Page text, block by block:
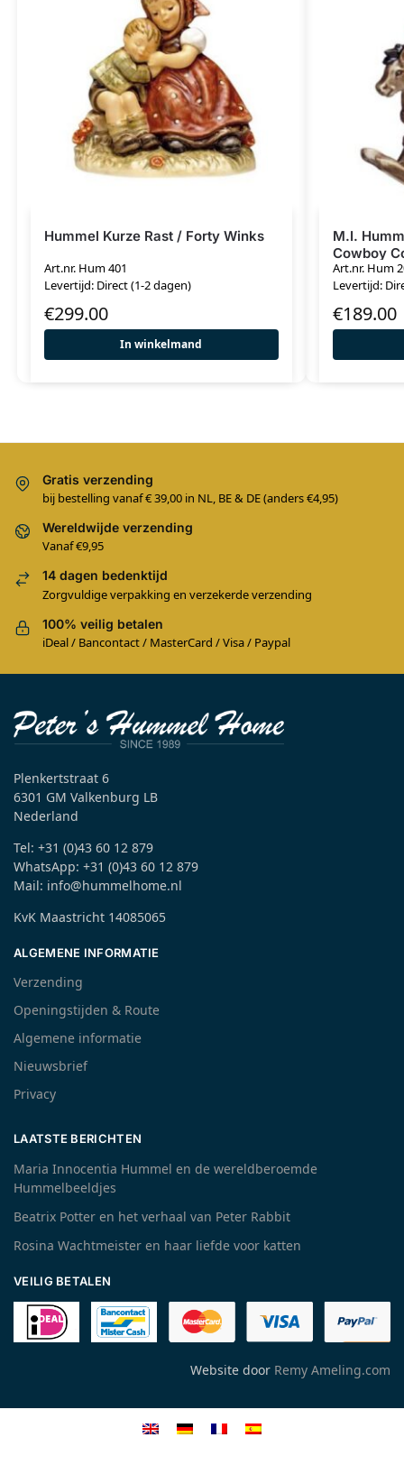
Hummel Kurze Rast / Forty Winks
Art.nr. Hum 401
Levertijd: Direct (1-2 dagen)
€299.00
In winkelmand
M.I.
Cowboy
Art.nr. Hum
Levertijd:
€189.00
Gratis verzending
bij bestelling vanaf € 39,00 in NL, BE & DE (anders €4,95)
Wereldwijde verzending
Vanaf €9,95
14 dagen bedenktijd
Zorgvuldige verpakking en verzekerde verzending
100% veilig betalen
iDeal / Bancontact / MasterCard / Visa / Paypal
Plenkertstraat 6
6301 GM Valkenburg LB
Nederland
Tel: +31 (0)43 60 12 879
WhatsApp: +31 (0)43 60 12 879
Mail: info@hummelhome.nl
KvK Maastricht 14085065
ALGEMENE INFORMATIE
Verzending
Openingstijden & Route
Algemene informatie
Nieuwsbrief
Privacy
LAATSTE BERICHTEN
Maria Innocentia Hummel en de wereldberoemde
Hummelbeeldjes
Beatrix Potter en het verhaal van Peter Rabbit
Rosina Wachtmeister en haar liefde voor katten
VEILIG BETALEN
Website door Remy Ameling.com